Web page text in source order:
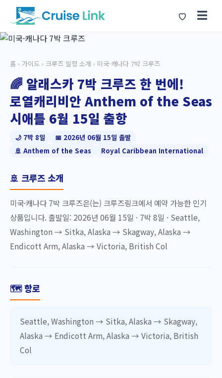
☰
홈 › 가이드 › 크루즈 일정 소개 › 미국·캐나다 7박 크루즈
🌈 알래스카 7박 크루즈 한 번에!
로열캐리비안 Anthem of the Seas
시애틀 6월 15일 출항
🌙 7박 8일
📅 2026년 06월 15일 출발
🚢 Anthem of the Seas
Royal Caribbean International
🚢 크루즈 소개
미국·캐나다 7박 크루즈은(는) 크루즈링크에서 예약 가능한 인기
상품입니다. 출발일: 2026년 06월 15일 · 7박 8일 · Seattle,
Washington → Sitka, Alaska → Skagway, Alaska →
Endicott Arm, Alaska → Victoria, British Col
🗺️ 항로
Seattle, Washington → Sitka, Alaska → Skagway,
Alaska → Endicott Arm, Alaska → Victoria, British
Col